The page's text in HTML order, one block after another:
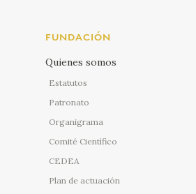
FUNDACIÓN
Quienes somos
Estatutos
Patronato
Organigrama
Comité Científico
CEDEA
Plan de actuación